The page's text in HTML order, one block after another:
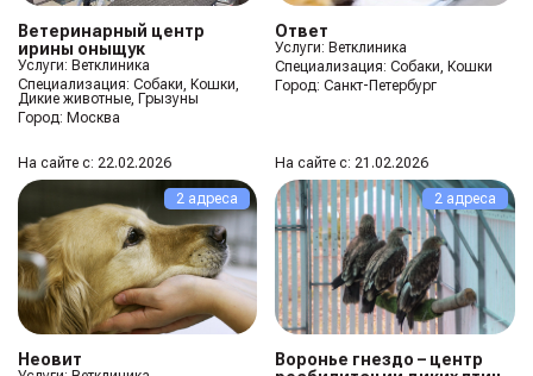
Ветеринарный центр
ирины оныщук
Услуги: Ветклиника
Специализация: Собаки, Кошки,
Дикие животные, Грызуны
Город: Москва
Ответ
Услуги: Ветклиника
Специализация:Собаки, Кошки
Город:Санкт-Петербург
На сайте с: 22.02.2026
2 адреса
Неовит
На сайте с: 21.02.2026
2 адреса
Воронье гнездо – центр